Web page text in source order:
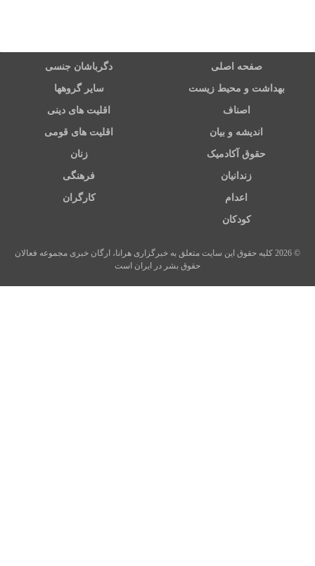
صفحه اصلی دگرباشان جنسی
بهداشت و محیط زیست سایر گروهها
اصناف اقلیت های دینی
اندیشه و بیان اقلیت های قومی
حقوق آکادمیک زنان
زندانیان فرهنگی
اعدام کارگران
کودکان
© 2026 کلیه حقوق این سایت متعلق به خبرگزاری هرانا، ارگان خبری مجموعه فعالان
حقوق بشر در ایران است